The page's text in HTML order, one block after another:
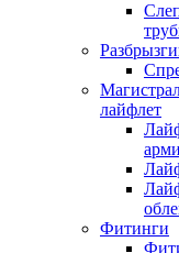
лайфлет
Фитинги